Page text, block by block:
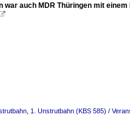
war auch MDR Thüringen mit
1. Unstrutbahn (KBS 585) /